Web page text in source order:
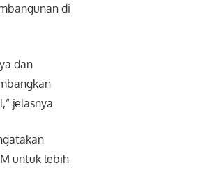
di
dan
jelasnya.
untuk lebih